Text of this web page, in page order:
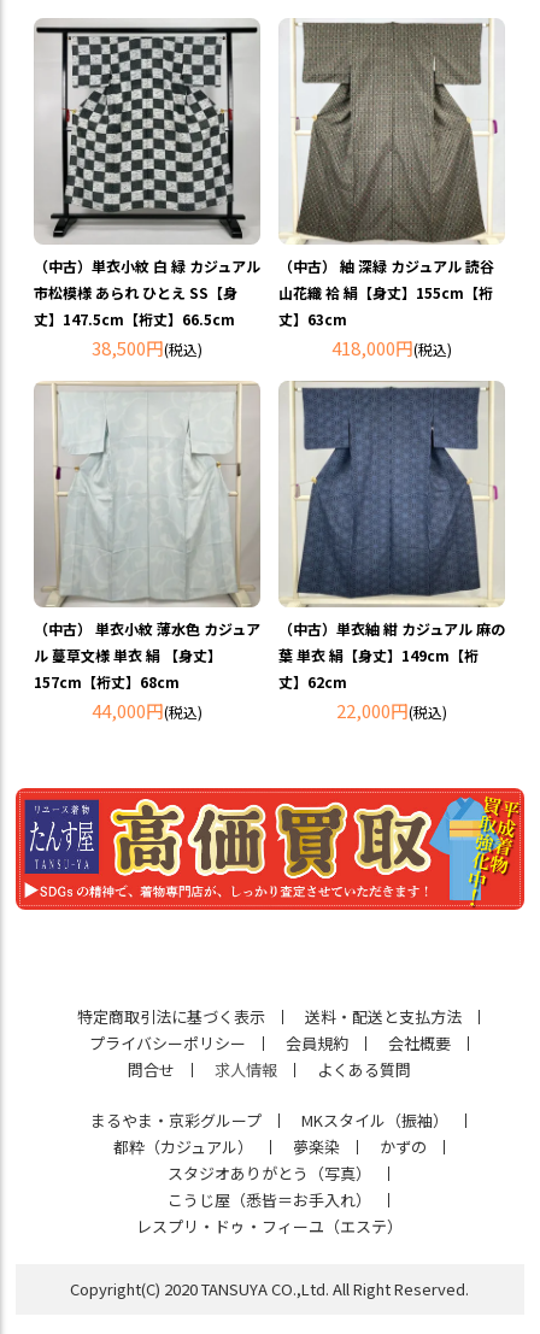
（中古）単衣小紋 白 緑 カジュアル
市松模様 あられ ひとえ SS【身
丈】147.5cm【裄丈】66.5cm
38,500円(税込)
（中古） 紬 深緑 カジュアル 読谷
山花織 袷 絹【身丈】155cm【裄
丈】63cm
418,000円(税込)
（中古） 単衣小紋 薄水色 カジュア
ル 蔓草文様 単衣 絹 【身丈】
157cm【裄丈】68cm
44,000円(税込)
（中古）単衣紬 紺 カジュアル 麻の
葉 単衣 絹【身丈】149cm【裄
丈】62cm
22,000円(税込)
特定商取引法に基づく表示
送料・配送と支払方法
プライバシーポリシー
会員規約
会社概要
問合せ
求人情報 よくある質問
まるやま・京彩グループ
MKスタイル（振袖）
都粋（カジュアル）
夢楽染
かずの
スタジオありがとう（写真）
こうじ屋（悉皆＝お手入れ）
レスプリ・ドゥ・フィーユ（エステ）
Copyright(C) 2020 TANSUYA CO.,Ltd. All Right Reserved.